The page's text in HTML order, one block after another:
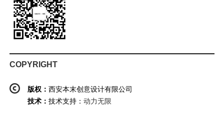
COPYRIGHT
版权： 西安本末创意设计有限公司
技术： 技术支持： 动力无限